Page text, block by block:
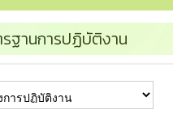
ฐานการปฏิบัติงาน